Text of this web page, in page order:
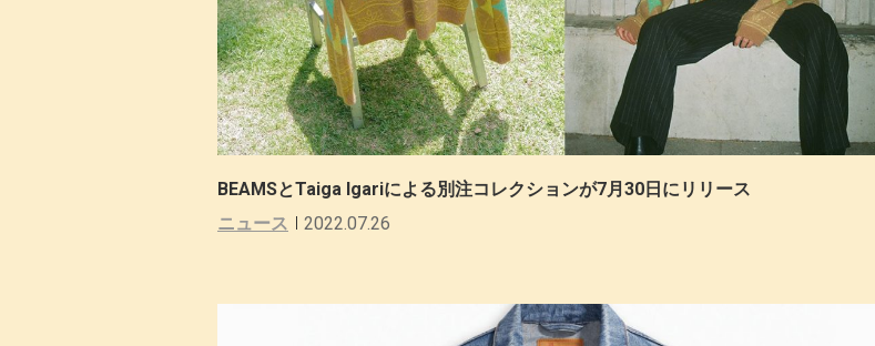
BEAMSとTaiga Igariによる別注コレクションが7月30日にリリース
ニュース
2022.07.26